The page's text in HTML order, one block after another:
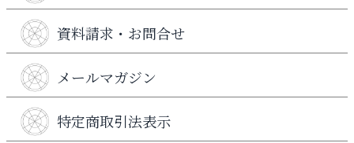
資料請求・お問合せ
メールマガジン
特定商取引法表示